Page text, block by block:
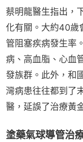
蔡明龍醫生指出，
化有關。大約40歲
管阻塞疾病發生率
病、高血脂、心血
發族群。此外，和
灣病患往往都到了
醫，延誤了治療黃
塗藥氣球導管治